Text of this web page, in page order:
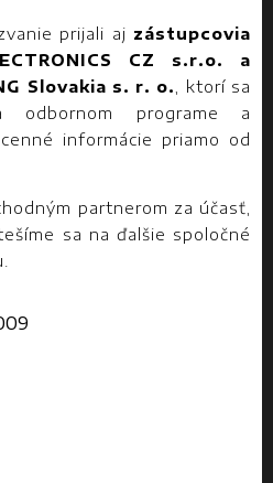
prijali aj zástupcovia
CZ s.r.o. a
Slovakia s. r. o.
, ktorí sa
odbornom programe a
informácie priamo od
partnerom za účasť,
sa na ďalšie spoločné